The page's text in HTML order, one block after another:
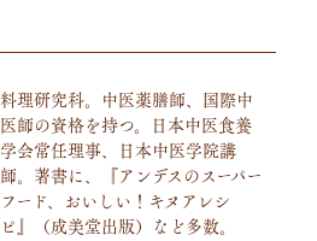
料理研究科。中医薬膳師、国際中
医師の資格を持つ。日本中医食養
学会常任理事、日本中医学院講
師。著書に、『アンデスのスーパー
フード、おいしい！キヌアレシ
ピ』（成美堂出版）など多数。